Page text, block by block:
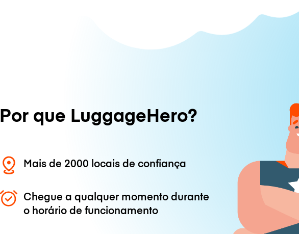
Por que LuggageHero?
Mais de 2000 locais de confiança
Chegue a qualquer momento durante
o horário de funcionamento